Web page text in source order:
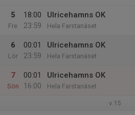
5
Fre
18:00
23:59
Ulricehamns OK
Hela Farstanäset
6
Lör
00:01
23:59
Ulricehamns OK
Hela Farstanäset
7
Sön
00:01
16:00
Ulricehamns OK
Hela Farstanäset
v.15